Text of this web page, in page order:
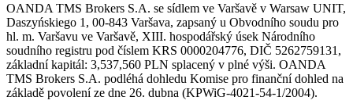
OANDA TMS Brokers S.A. se sídlem ve Varšavě v Warsaw UNIT,
Daszyńskiego 1, 00-843 Varšava, zapsaný u Obvodního soudu pro
hl. m. Varšavu ve Varšavě, XIII. hospodářský úsek Národního
soudního registru pod číslem KRS 0000204776, DIČ 5262759131,
základní kapitál: 3,537,560 PLN splacený v plné výši. OANDA
TMS Brokers S.A. podléhá dohledu Komise pro finanční dohled na
základě povolení ze dne 26. dubna (KPWiG-4021-54-1/2004).